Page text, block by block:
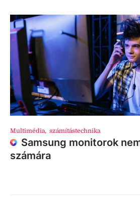
Multimédia, számítástechnika
Samsung monitorok
számára